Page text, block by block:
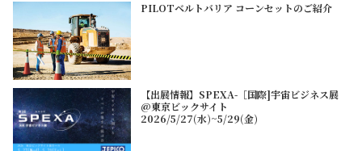
PILOTベルトバリア コーンセットのご紹介
【出展情報】SPEXA-［国際]宇宙ビジネス展
@東京ビックサイト
2026/5/27(水)~5/29(金)